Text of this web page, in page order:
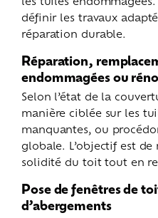
définir les travaux
réparation durable.
Réparation,
endommagées ou
Selon l’état de la
manière ciblée sur les
manquantes, ou
globale. L’objectif est
solidité du toit tout en
Pose de fenêtres de
d’abergements